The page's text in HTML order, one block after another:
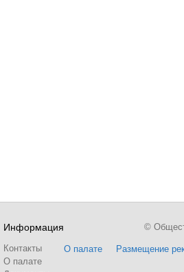
Информация
Контакты
О палате
О палате Размещение
©